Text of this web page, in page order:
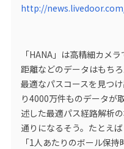
http://
「HANA」は高精細カメ
距離などのデータはもち
最適なパスコースを見つ
り4000万件ものデータが
述した最適パス経路解析
通りになるそう。たとえ
「1人あたりのボール保